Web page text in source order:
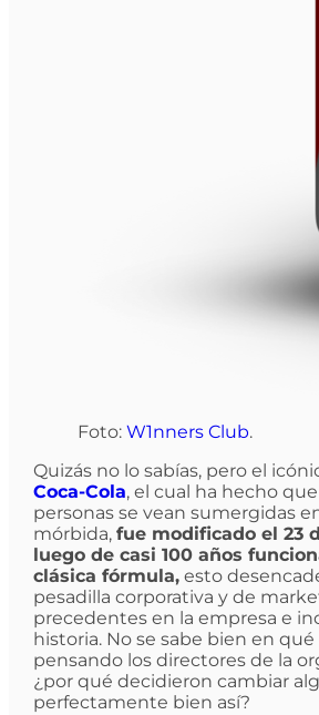
Foto: W1nners Club.
Quizás no lo sabías, pero el
Coca-Cola, el cual ha hecho
personas se vean sumergidas
mórbida, fue modificado el 23
luego de casi 100 años
clásica fórmula,esto
pesadilla corporativa y de
precedentes en la empresa e
historia. No se sabe bien en
pensando los directores de la
¿por qué decidieron cambiar
perfectamente bien así?